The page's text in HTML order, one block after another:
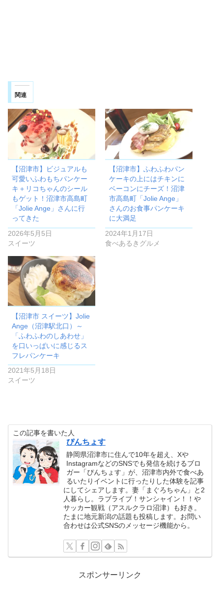
関連
【沼津市】ビジュアルも
可愛いふわもちパンケー
キ＋リコちゃんのシール
もゲット！沼津市高島町
「Jolie Ange」さんに行
ってきた
2026年5月5日
スイーツ
【沼津市】ふわふわパン
ケーキの上にはチキンに
ベーコンにチーズ！沼津
市高島町「Jolie Ange」
さんのお食事パンケーキ
に大満足
2024年1月17日
食べあるきグルメ
【沼津市 スイーツ】Jolie
Ange（沼津駅北口）～
「ふわふわのしあわせ」
を口いっぱいに感じるス
フレパンケーキ
2021年5月18日
スイーツ
この記事を書いた人
ぴんちょす
静岡県沼津市に住んで10年を超え、Xや
InstagramなどのSNSでも発信を続けるブロ
ガー「ぴんちょす」が、沼津市内外で食べあ
るいたりイベントに行ったりした体験を記事
にしてシェアします。妻「まぐろちゃん」と2
人暮らし。ラブライブ！サンシャイン！！や
サッカー観戦（アスルクラロ沼津）も好き。
たまに地元新潟の話題も投稿します。お問い
合わせは公式SNSのメッセージ機能から。
スポンサーリンク